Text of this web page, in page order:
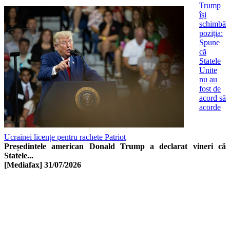
Trump
își
schimbă
poziția:
Spune
că
Statele
Unite
nu au
fost de
acord să
acorde
Ucrainei licențe pentru rachete Patriot
Președintele american Donald Trump a declarat vineri că
Statele...
[Mediafax] 31/07/2026